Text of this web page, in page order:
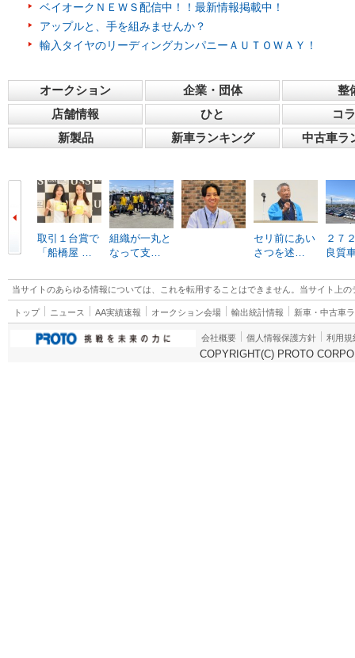
ベイオークＮＥＷＳ配信中！！最新情報掲載中！
アップルと、手を組みませんか？
輸入タイヤのリーディングカンパニーＡＵＴＯＷＡＹ！
オークション 企業・団体
整
店舗情報
ひと
コ
新製品
新車ランキング 中古車ラ
取引１台賞で
「船橋屋 …
組織が一丸と
なって支…
セリ前にあい
さつを述…
２７
良質
当サイトのあらゆる情報については、これを転用することはできません。当サイト上
トップ ニュース AA実績速報 オークション会場 輸出統計情報 新車・中古車
会社概要 個人情報保護方針 利用規
COPYRIGHT(C) PROTO